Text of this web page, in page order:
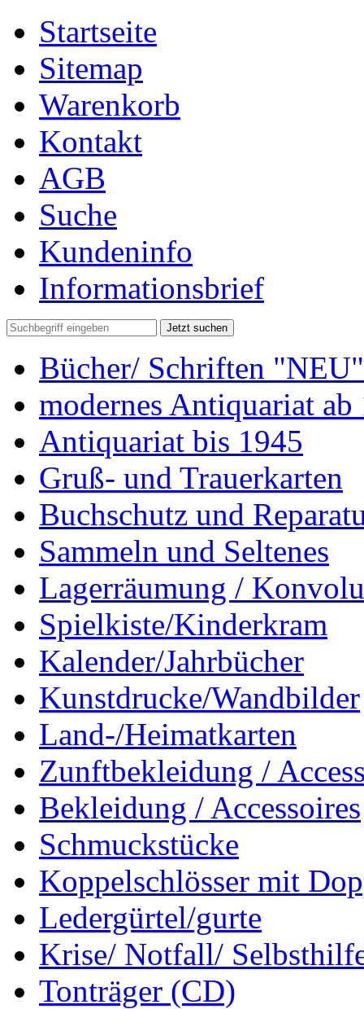
Startseite
Sitemap
Warenkorb
Kontakt
AGB
Suche
Kundeninfo
Informationsbrief
Jetzt suchen
Bücher/ Schriften "NEU"
modernes Antiquariat ab
Antiquariat bis 1945
Gruß- und Trauerkarten
Buchschutz und
Sammeln und Seltenes
Lagerräumung /
Spielkiste/Kinderkram
Kalender/Jahrbücher
Kunstdrucke/Wandbilder
Land-/Heimatkarten
Zunftbekleidung /
Bekleidung / Accessoires
Schmuckstücke
Koppelschlösser mit
Ledergürtel/gurte
Krise/ Notfall/
Tonträger (CD)